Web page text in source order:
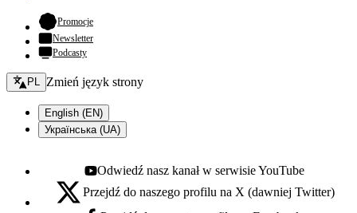
Promocje- otwiera się w nowej karcie
Newsletter
Podcasty
Zmień język - bieżący:
PL Zmień język strony
English (EN)
Українська (UA)
Youtube - otwiera się w nowej karcie
Odwiedź nasz kanał w serwisie YouTube
X - otwiera się w nowej karcie
Przejdź do naszego profilu na X (dawniej Twitter)